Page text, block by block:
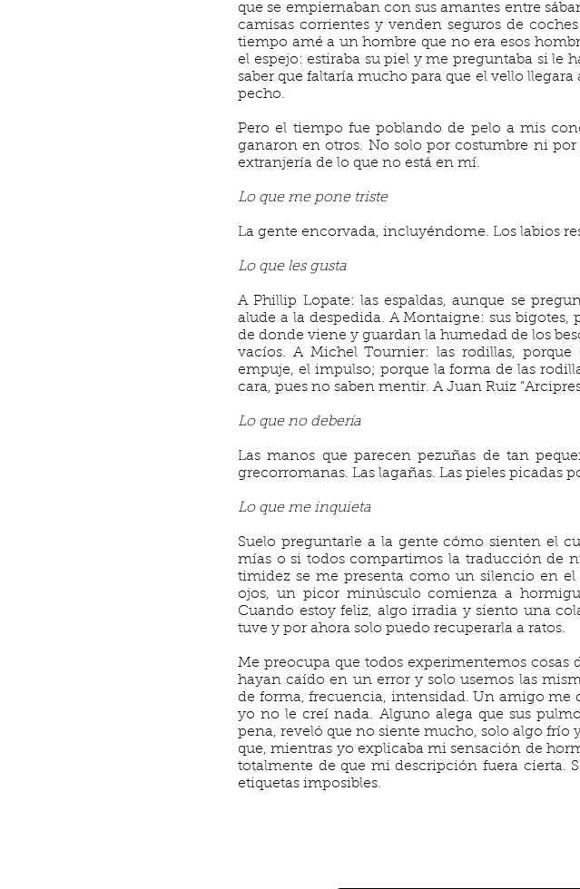
que se empiernaban con sus amantes entre
camisas corrientes y venden seguros de
tiempo amé a un hombre que no era esos
el espejo: estiraba su piel y me preguntaba si le
saber que faltaría mucho para que el vello
pecho.
Pero el tiempo fue poblando de pelo a mis
ganaron en otros. No solo por costumbre ni
extranjería de lo que no está en mí.
Lo que me pone triste
La gente encorvada, incluyéndome. Los labios
Lo que les gusta
A Phillip Lopate: las espaldas, aunque se
alude a la despedida. A Montaigne: sus
de donde viene y guardan la humedad de los
vacíos. A Michel Tournier: las rodillas,
empuje, el impulso; porque la forma de las
cara, pues no saben mentir. A Juan Ruiz
Lo que no debería
Las manos que parecen pezuñas de tan
grecorromanas. Las lagañas. Las pieles picadas
Lo que me inquieta
Suelo preguntarle a la gente cómo sienten el
mías o si todos compartimos la traducción de
timidez se me presenta como un silencio en
ojos, un picor minúsculo comienza a
Cuando estoy feliz, algo irradia y siento una
tuve y por ahora solo puedo recuperarla a ratos.
Me preocupa que todos experimentemos cosas
hayan caído en un error y solo usemos las
de forma, frecuencia, intensidad. Un amigo me
yo no le creí nada. Alguno alega que sus
pena, reveló que no siente mucho, solo algo frío
que, mientras yo explicaba mi sensación de
totalmente de que mi descripción fuera cierta.
etiquetas imposibles.